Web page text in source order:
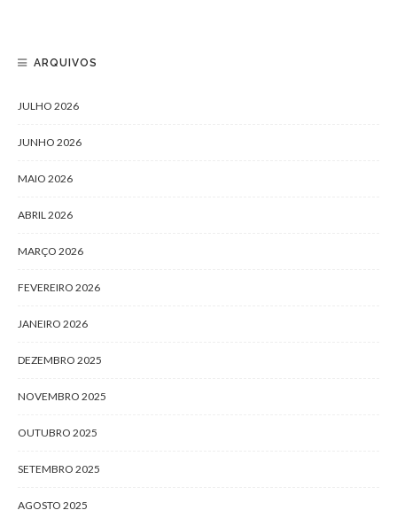
ARQUIVOS
JULHO 2026
JUNHO 2026
MAIO 2026
ABRIL 2026
MARÇO 2026
FEVEREIRO 2026
JANEIRO 2026
DEZEMBRO 2025
NOVEMBRO 2025
OUTUBRO 2025
SETEMBRO 2025
AGOSTO 2025